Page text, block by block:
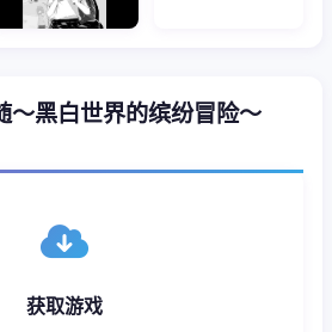
～黑白世界的缤纷冒险～
获取游戏